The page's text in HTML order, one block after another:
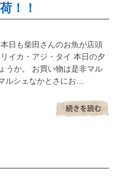
！！
日も柴田さんのお魚が店頭
イカ・アジ・タイ 本日の夕
うか。 お買い物は是非マル
ルシェなかとさにお…